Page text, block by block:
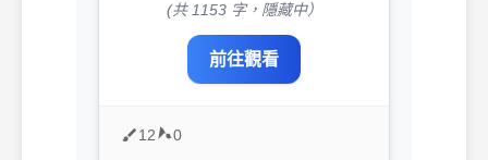
(共 1153 字，隱藏中）
前往觀看
12 0